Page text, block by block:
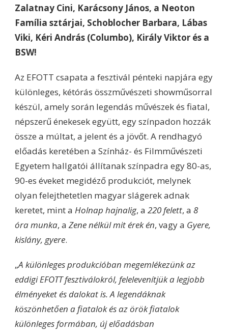
Zalatnay Cini, Karácsony János, a Neoton
Família sztárjai, Schoblocher Barbara, Lábas
Viki, Kéri András (Columbo), Király Viktor és a
BSW!
Az EFOTT csapata a fesztivál pénteki napjára egy
különleges, kétórás összművészeti showműsorral
készül, amely során legendás művészek és fiatal,
népszerű énekesek együtt, egy színpadon hozzák
össze a múltat, a jelent és a jövőt. A rendhagyó
előadás keretében a Színház- és Filmművészeti
Egyetem hallgatói állítanak színpadra egy 80-as,
90-es éveket megidéző produkciót, melynek
olyan felejthetetlen magyar slágerek adnak
keretet, mint a Holnap hajnalig, a 220 felett, a 8
óra munka, a Zene nélkül mit érek én, vagy a Gyere,
kislány, gyere.
„A különleges produkcióban megemlékezünk az
eddigi EFOTT fesztiválokról, felelevenítjük a legjobb
élményeket és dalokat is. A legendáknak
köszönhetően a fiatalok és az örök fiatalok
különleges formában, új előadásban